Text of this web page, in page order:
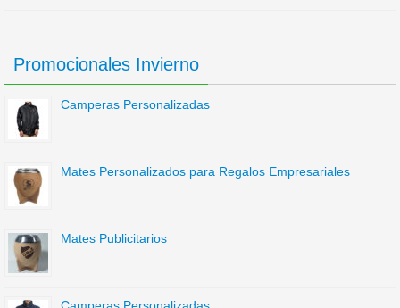
Promocionales Invierno
Camperas Personalizadas
Mates Personalizados para Regalos Empresariales
Mates Publicitarios